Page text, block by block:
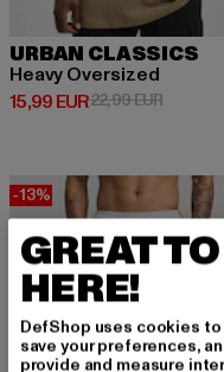
URBAN CLASSICS
Heavy Oversized
15,99 EUR
Derzeitiger Preis: 15,99
22,99 EUR
-13%
GREAT
HERE!
DefShop uses cookies
save your preferences,
provide and measure